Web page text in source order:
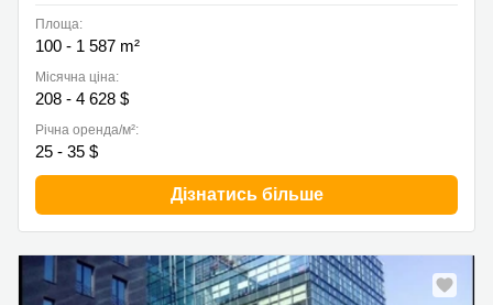
Площа:
100 - 1 587 m²
Місячна ціна:
208 - 4 628 $
Річна оренда/м²:
25 - 35 $
Дізнатись більше